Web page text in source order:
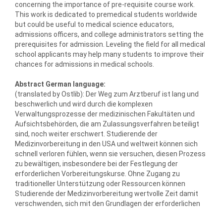
concerning the importance of pre-requisite course work.
This work is dedicated to premedical students worldwide
but could be useful to medical science educators,
admissions officers, and college administrators setting the
prerequisites for admission. Leveling the field for all medical
school applicants may help many students to improve their
chances for admissions in medical schools.
Abstract German language:
(translated by Ostlib): Der Weg zum Arztberuf ist lang und
beschwerlich und wird durch die komplexen
Verwaltungsprozesse der medizinischen Fakultäten und
Aufsichtsbehörden, die am Zulassungsverfahren beteiligt
sind, noch weiter erschwert. Studierende der
Medizinvorbereitung in den USA und weltweit können sich
schnell verloren fühlen, wenn sie versuchen, diesen Prozess
zu bewältigen, insbesondere bei der Festlegung der
erforderlichen Vorbereitungskurse. Ohne Zugang zu
traditioneller Unterstützung oder Ressourcen können
Studierende der Medizinvorbereitung wertvolle Zeit damit
verschwenden, sich mit den Grundlagen der erforderlichen